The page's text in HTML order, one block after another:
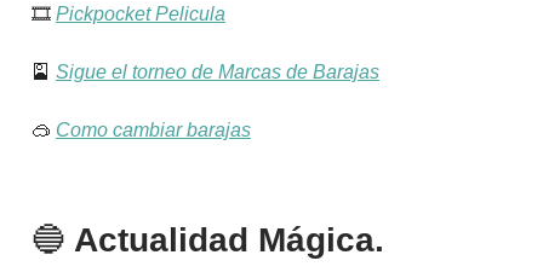
🎞️ Pickpocket Pelicula
🎴 Sigue el torneo de Marcas de Barajas
🥽 Como cambiar barajas
🔵 Actualidad Mágica.